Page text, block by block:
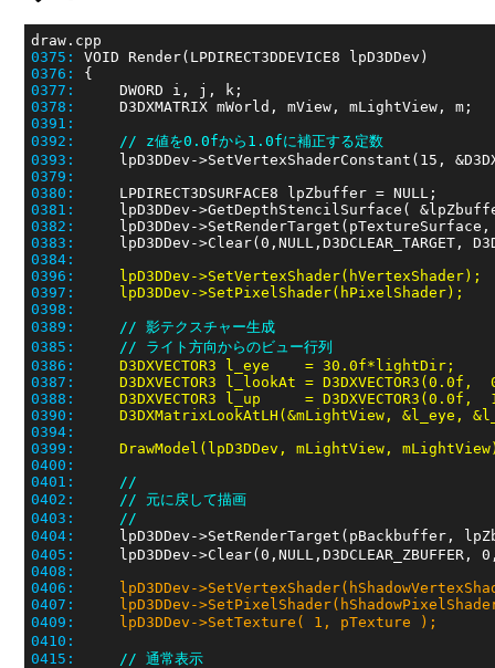
0375:
0376:
0377:
0378:
0391:
0392:
// z値を0.0fから1.0fに補正する定数
0393:
0379:
0380:
0381:
0382:
0383:
0384:
0396:
lpD3DDev->SetVertexShader(hVertexShader);
0397:
lpD3DDev->SetPixelShader(hPixelShader);
0398:
0389:
// 影テクスチャー生成
0385:
// ライト方向からのビュー行列
0386:
D3DXVECTOR3 l_eye    = 30.0f*lightDir;
0387:
D3DXVECTOR3 l_lookAt =
0388:
D3DXVECTOR3 l_up     =
0390:
D3DXMatrixLookAtLH(&mLightView, &l_eye,
0394:
0399:
DrawModel(lpD3DDev, mLightView,
0400:
0401:
//
0402:
// 元に戻して描画
0403:
//
0404:
lpD3DDev-
0405:
0408:
0406:
lpD3DDev-
0407:
lpD3DDev-
0409:
lpD3DDev->SetTexture( 1, pTexture );
0410:
0415:
// 通常表示